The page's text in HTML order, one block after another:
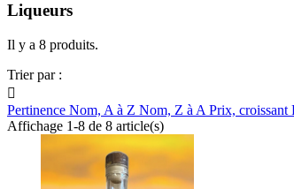
Liqueurs
Il y a 8 produits.
Trier par :

Pertinence Nom, A à Z Nom, Z à A Prix, croissant
Affichage 1-8 de 8 article(s)